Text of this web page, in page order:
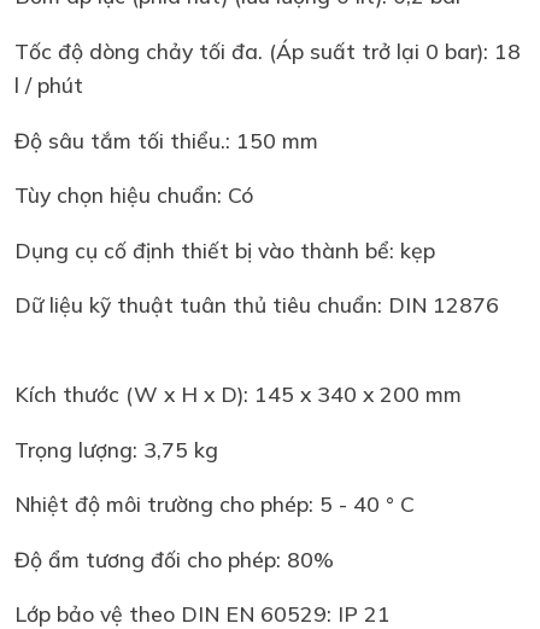
Tốc độ dòng chảy tối đa. (Áp suất trở lại 0 bar): 18
l / phút
Độ sâu tắm tối thiểu.: 150 mm
Tùy chọn hiệu chuẩn: Có
Dụng cụ cố định thiết bị vào thành bể: kẹp
Dữ liệu kỹ thuật tuân thủ tiêu chuẩn: DIN 12876
Kích thước (W x H x D): 145 x 340 x 200 mm
Trọng lượng: 3,75 kg
Nhiệt độ môi trường cho phép: 5 - 40 ° C
Độ ẩm tương đối cho phép: 80%
Lớp bảo vệ theo DIN EN 60529: IP 21